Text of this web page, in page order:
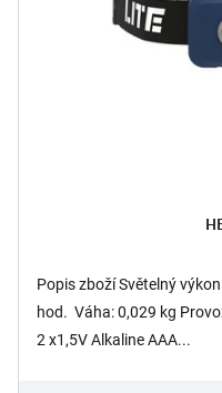
Popis zboží Světelný
hod. Váha: 0,029 kg
2 x1,5V Alkaline AAA...